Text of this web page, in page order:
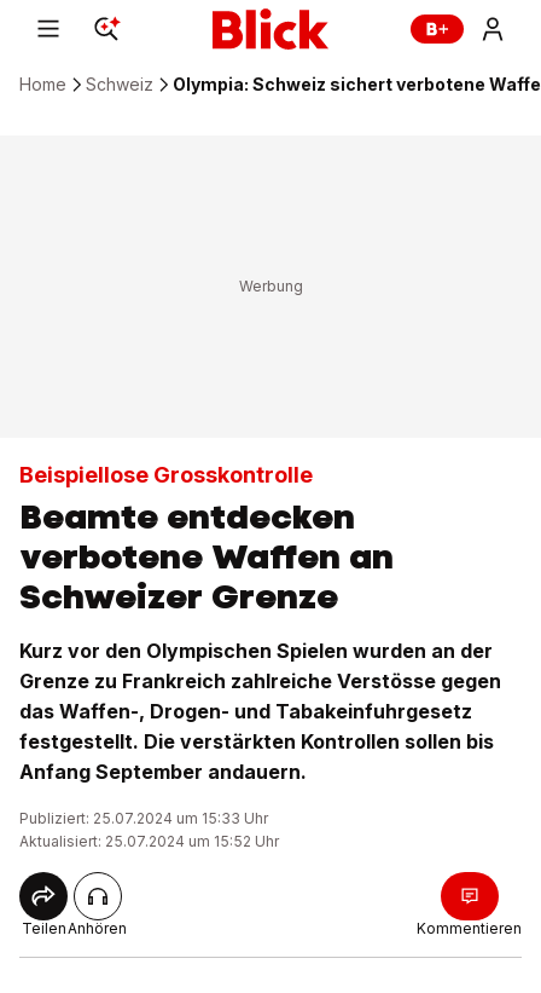
Home Schweiz Olympia: Schweiz sichert verbotene
Beispiellose Grosskontrolle
Beamte entdecken
verbotene Waffen an
Schweizer Grenze
Kurz vor den Olympischen Spielen wurden an der
Grenze zu Frankreich zahlreiche Verstösse gegen
das Waffen-, Drogen- und Tabakeinfuhrgesetz
festgestellt. Die verstärkten Kontrollen sollen bis
Anfang September andauern.
Publiziert: 25.07.2024 um 15:33 Uhr
Aktualisiert: 25.07.2024 um 15:52 Uhr
TeilenAnhören Kommentieren